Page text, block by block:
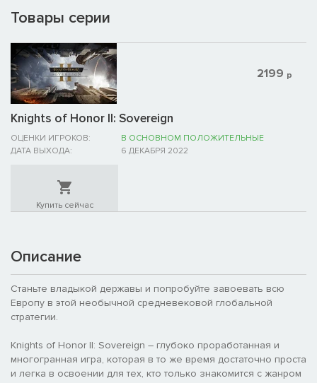
Товары серии
Knights of Honor II: Sovereign
ОЦЕНКИ ИГРОКОВ:
В ОСНОВНОМ ПОЛОЖИТЕЛЬНЫЕ
ДАТА ВЫХОДА:
6 ДЕКАБРЯ 2022
2199 р
Купить сейчас
Описание
Станьте владыкой державы и попробуйте завоевать всю
Европу в этой необычной средневековой глобальной
стратегии.
Knights of Honor II: Sovereign – глубоко проработанная и
многогранная игра, которая в то же время достаточно проста
и легка в освоении для тех, кто только знакомится с жанром